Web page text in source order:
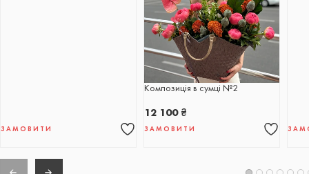
ЗАМОВИТИ
Композиція в сумці №2
12 100 ₴
ЗАМОВИТИ